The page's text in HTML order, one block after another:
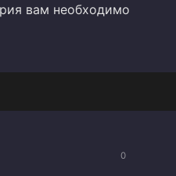
вам необходимо
0